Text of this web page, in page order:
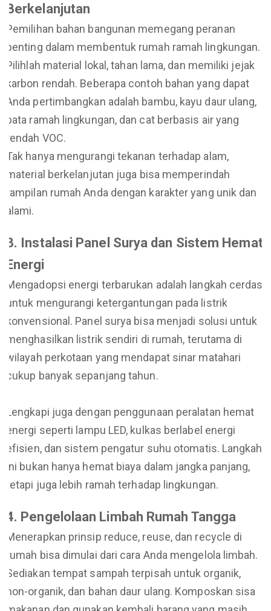
Berkelanjutan
Pemilihan bahan bangunan memegang peranan
penting dalam membentuk rumah ramah lingkungan.
Pilihlah material lokal, tahan lama, dan memiliki jejak
karbon rendah. Beberapa contoh bahan yang dapat
Anda pertimbangkan adalah bambu, kayu daur ulang,
bata ramah lingkungan, dan cat berbasis air yang
rendah VOC.
Tak hanya mengurangi tekanan terhadap alam,
material berkelanjutan juga bisa memperindah
tampilan rumah Anda dengan karakter yang unik dan
alami.
3. Instalasi Panel Surya dan Sistem Hemat
Energi
Mengadopsi energi terbarukan adalah langkah cerdas
untuk mengurangi ketergantungan pada listrik
konvensional. Panel surya bisa menjadi solusi untuk
menghasilkan listrik sendiri di rumah, terutama di
wilayah perkotaan yang mendapat sinar matahari
cukup banyak sepanjang tahun.
Lengkapi juga dengan penggunaan peralatan hemat
energi seperti lampu LED, kulkas berlabel energi
efisien, dan sistem pengatur suhu otomatis. Langkah
ini bukan hanya hemat biaya dalam jangka panjang,
tetapi juga lebih ramah terhadap lingkungan.
4. Pengelolaan Limbah Rumah Tangga
Menerapkan prinsip reduce, reuse, dan recycle di
rumah bisa dimulai dari cara Anda mengelola limbah.
Sediakan tempat sampah terpisah untuk organik,
non-organik, dan bahan daur ulang. Komposkan sisa